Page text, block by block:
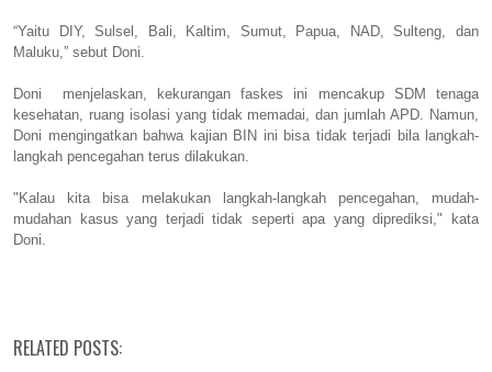
“Yaitu DIY, Sulsel, Bali, Kaltim, Sumut, Papua, NAD, Sulteng, dan
Maluku,” sebut Doni.
Doni menjelaskan, kekurangan faskes ini mencakup SDM tenaga
kesehatan, ruang isolasi yang tidak memadai, dan jumlah APD. Namun,
Doni mengingatkan bahwa kajian BIN ini bisa tidak terjadi bila langkah-
langkah pencegahan terus dilakukan.
"Kalau kita bisa melakukan langkah-langkah pencegahan, mudah-
mudahan kasus yang terjadi tidak seperti apa yang diprediksi," kata
Doni.
RELATED POSTS: